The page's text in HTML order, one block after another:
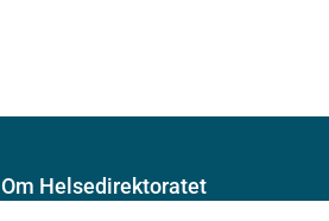
Om Helsedirektoratet